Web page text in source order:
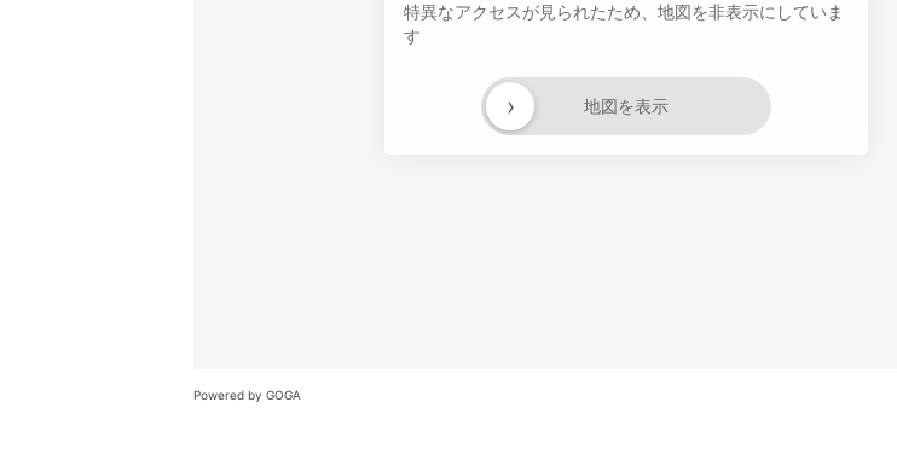
特異なアクセスが見られたため、地図を非表示にしていま
す
地図を表示
›
Powered by GOGA